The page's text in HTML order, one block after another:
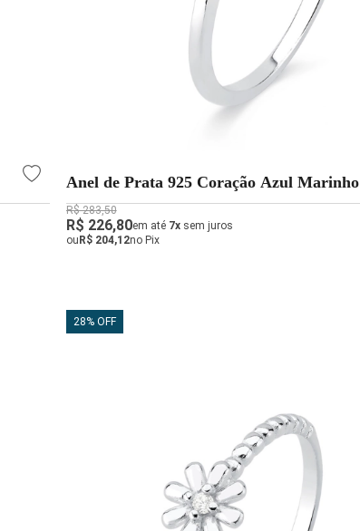
Anel de Prata 925 Coração Azul Marinho
R$ 283,50
R$ 226,80em até 7xsem juros
ou R$ 204,12no Pix
28% OFF